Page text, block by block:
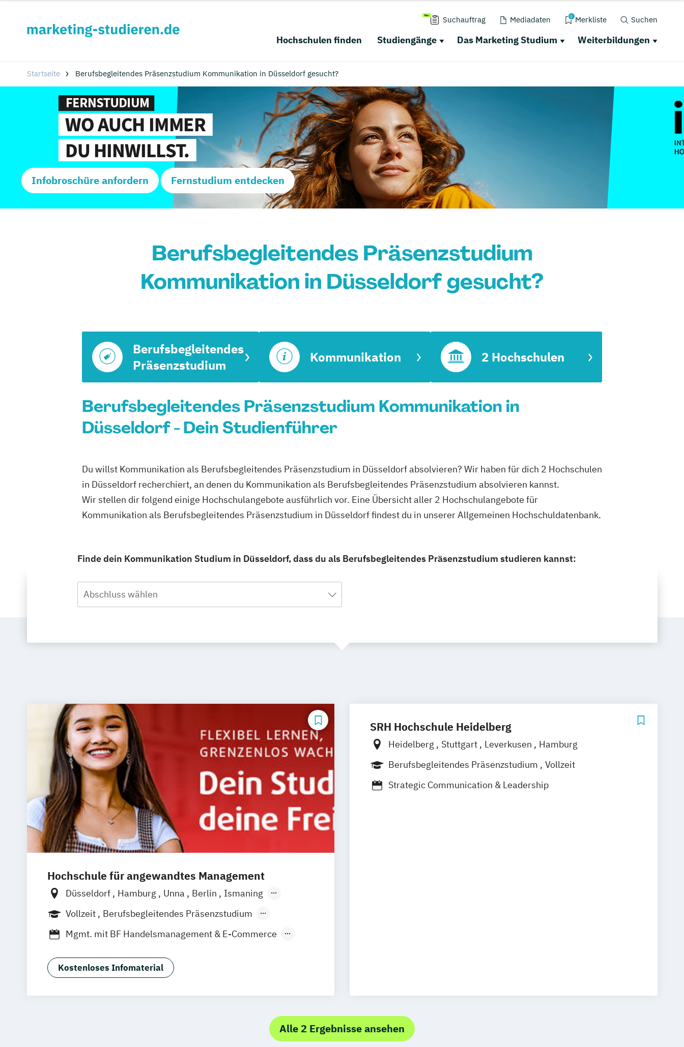
Suchauftrag Mediadaten 0 Merkliste Suchen
Hochschulen finden Studiengänge Das Marketing Studium Weiterbildungen
Startseite Berufsbegleitendes Präsenzstudium Kommunikation in Düsseldorf gesucht?
Infobroschüre anfordern Fernstudium entdecken
Berufsbegleitendes Präsenzstudium
Kommunikation in Düsseldorf gesucht?
Berufsbegleitendes
Präsenzstudium
Kommunikation 2 Hochschulen
Berufsbegleitendes Präsenzstudium Kommunikation in
Düsseldorf - Dein Studienführer
Du willst Kommunikation als Berufsbegleitendes Präsenzstudium in Düsseldorf absolvieren? Wir haben für dich 2 Hochschulen
in Düsseldorf recherchiert, an denen du Kommunikation als Berufsbegleitendes Präsenzstudium absolvieren kannst.
Wir stellen dir folgend einige Hochschulangebote ausführlich vor. Eine Übersicht aller 2 Hochschulangebote für
Kommunikation als Berufsbegleitendes Präsenzstudium in Düsseldorf findest du in unserer Allgemeinen Hochschuldatenbank.
Finde dein Kommunikation Studium in Düsseldorf, dass du als Berufsbegleitendes Präsenzstudium studieren kannst:
Abschluss wählen
Hochschule für angewandtes Management
Düsseldorf Hamburg Unna Berlin
Ismaning
Mannheim
Wien Frankfurt Hannover Leipzig
Nürnberg
Stuttgart
Vollzeit
Berufsbegleitendes Präsenzstudium
Duales Studium
Mgmt. mit BF Handelsmanagement & E-Commerce
Kostenloses Infomaterial
SRH Hochschule Heidelberg
Heidelberg Stuttgart Leverkusen
Hamburg
Berufsbegleitendes Präsenzstudium
Vollzeit
Strategic Communication & Leadership
Alle 2 Ergebnisse ansehen